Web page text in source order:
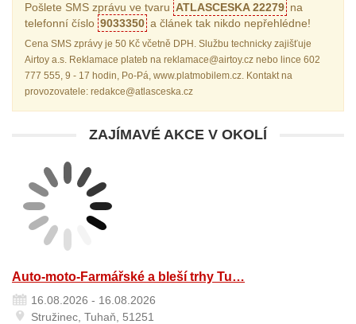
Pošlete SMS zprávu ve tvaru ATLASCESKA 22279 na
telefonní číslo 9033350 a článek tak nikdo nepřehlédne!
Cena SMS zprávy je 50 Kč včetně DPH. Službu technicky zajišťuje
Airtoy a.s. Reklamace plateb na reklamace@airtoy.cz nebo lince 602
777 555, 9 - 17 hodin, Po-Pá, www.platmobilem.cz. Kontakt na
provozovatele: redakce@atlasceska.cz
ZAJÍMAVÉ AKCE V OKOLÍ
Auto-moto-Farmářské a bleší trhy Tu…
16.08.2026 - 16.08.2026
Stružinec, Tuhaň, 51251